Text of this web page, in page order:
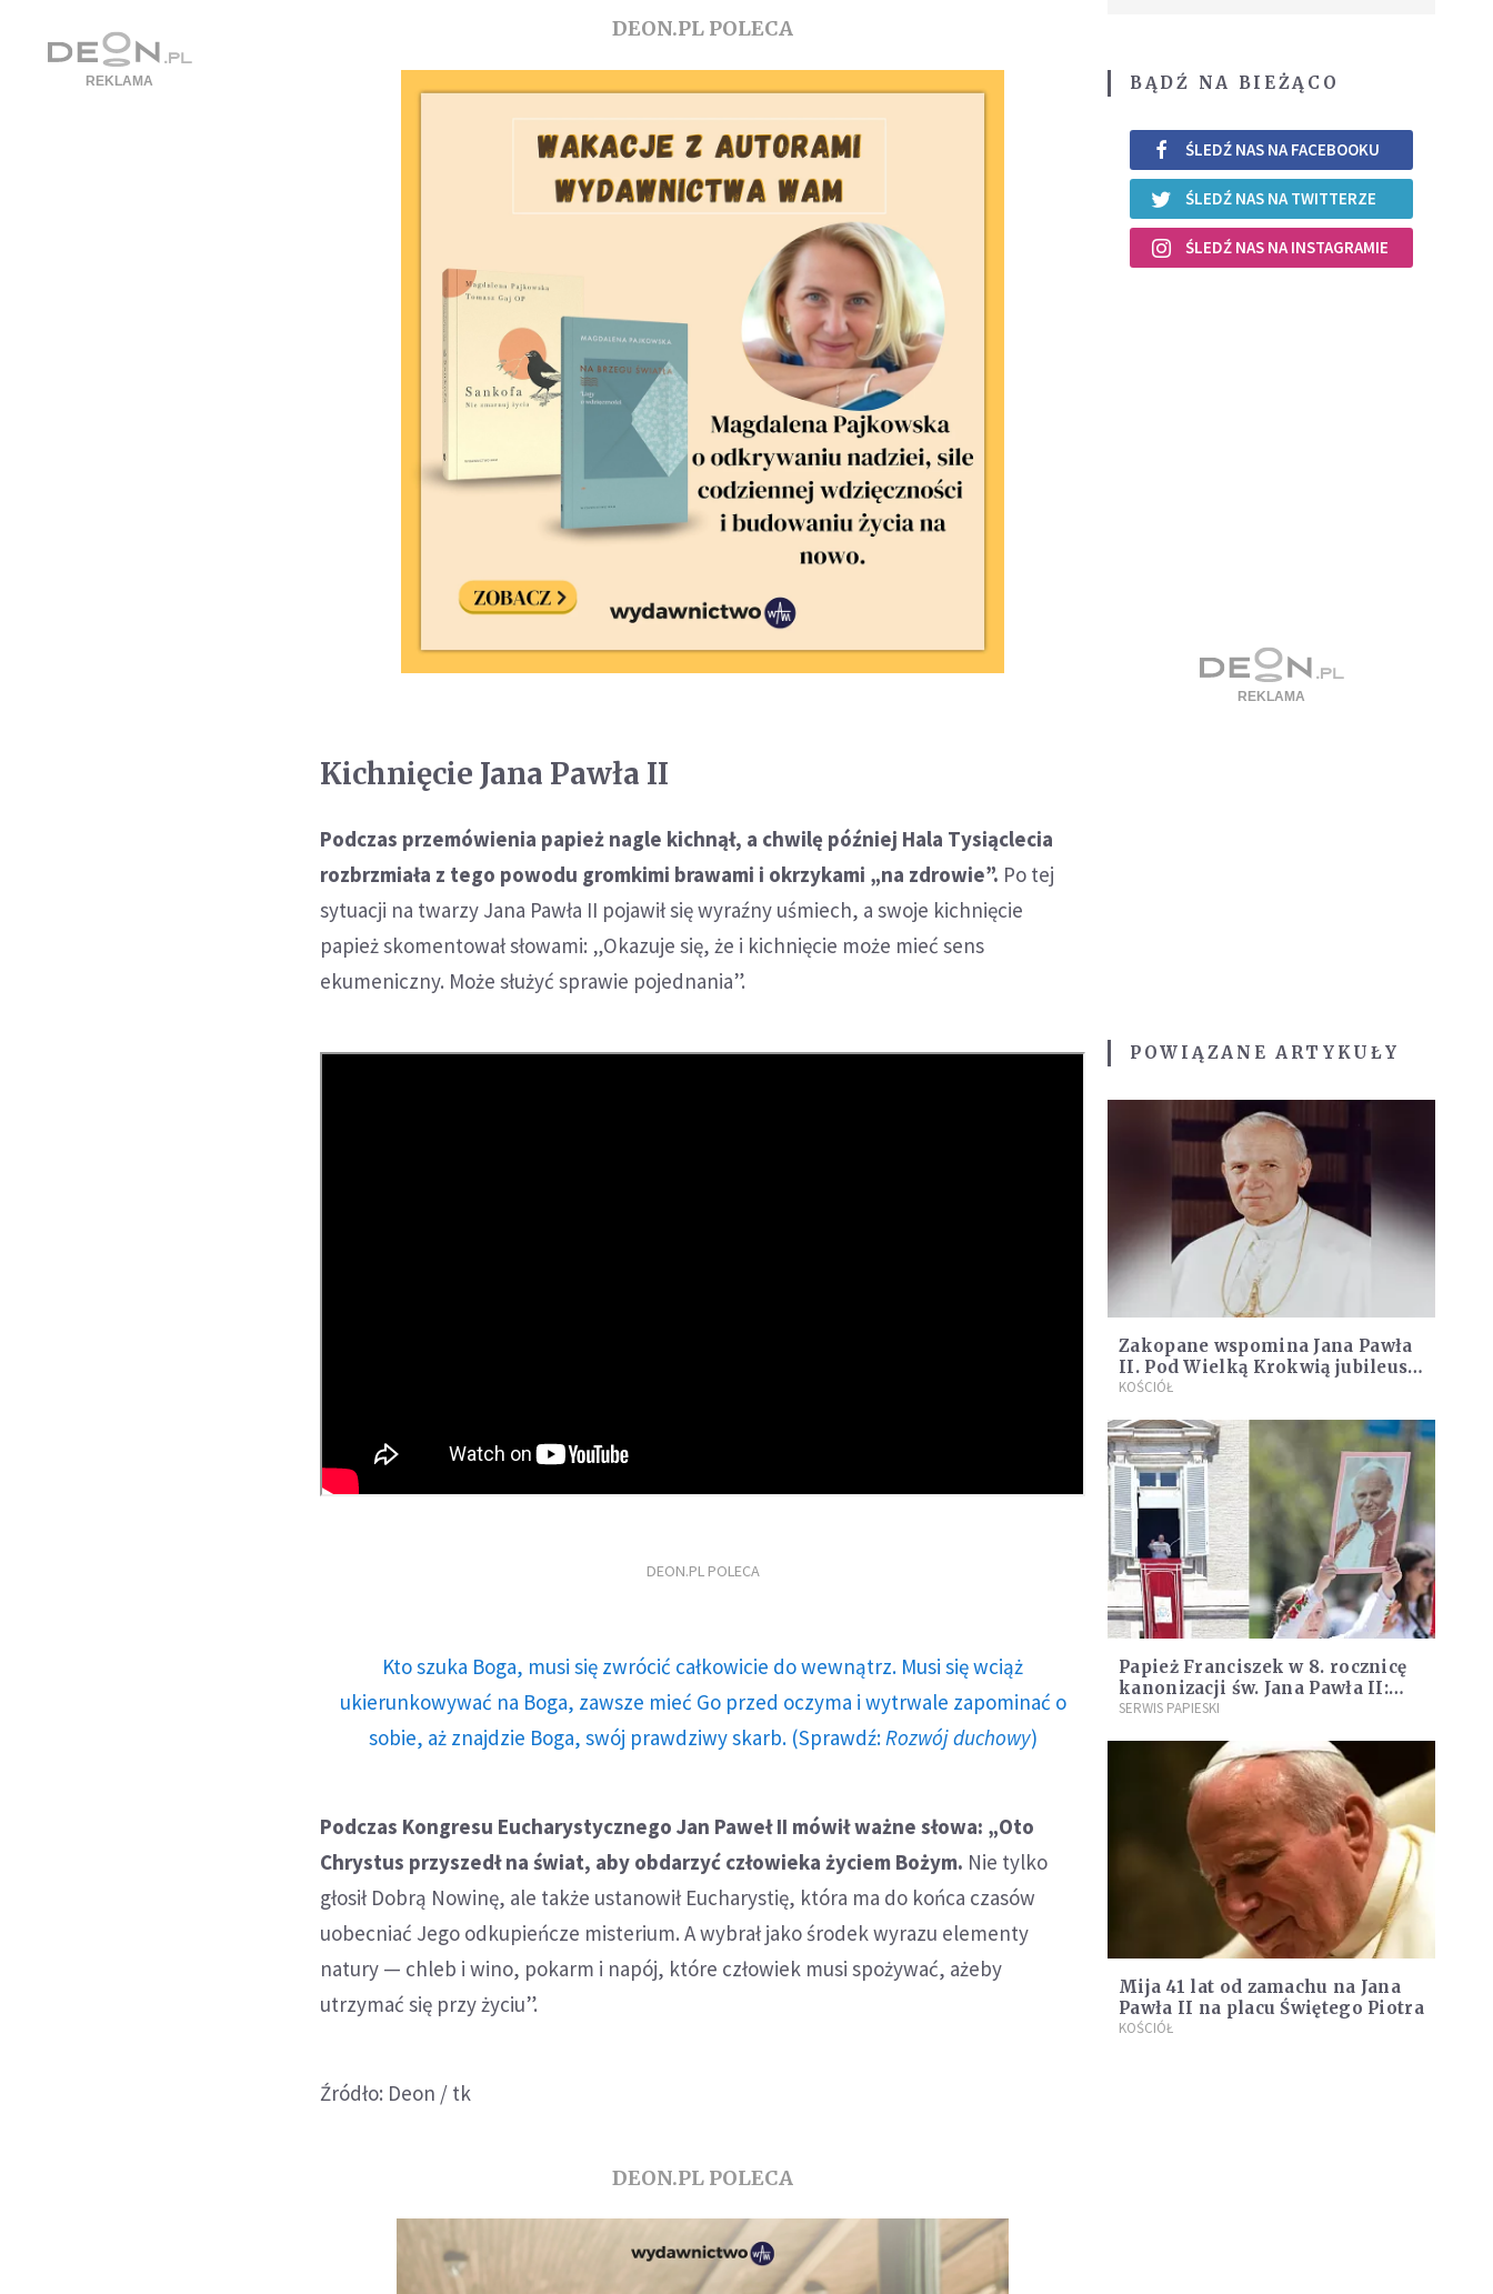
DEON.PL POLECA
Kichnięcie Jana Pawła II
Podczas przemówienia papież nagle kichnął, a chwilę później Hala Tysiąclecia
rozbrzmiała z tego powodu gromkimi brawami i okrzykami „na zdrowie”. Po tej
sytuacji na twarzy Jana Pawła II pojawił się wyraźny uśmiech, a swoje kichnięcie
papież skomentował słowami: „Okazuje się, że i kichnięcie może mieć sens
ekumeniczny. Może służyć sprawie pojednania”.
DEON.PL POLECA
Kto szuka Boga, musi się zwrócić całkowicie do wewnątrz. Musi się wciąż
ukierunkowywać na Boga, zawsze mieć Go przed oczyma i wytrwale zapominać o
sobie, aż znajdzie Boga, swój prawdziwy skarb. (Sprawdź: Rozwój duchowy)
Podczas Kongresu Eucharystycznego Jan Paweł II mówił ważne słowa: „Oto
Chrystus przyszedł na świat, aby obdarzyć człowieka życiem Bożym. Nie tylko
głosił Dobrą Nowinę, ale także ustanowił Eucharystię, która ma do końca czasów
uobecniać Jego odkupieńcze misterium. A wybrał jako środek wyrazu elementy
natury — chleb i wino, pokarm i napój, które człowiek musi spożywać, ażeby
utrzymać się przy życiu”.
Źródło: Deon / tk
DEON.PL POLECA
BĄDŹ NA BIEŻĄCO
ŚLEDŹ NAS NA FACEBOOKU
ŚLEDŹ NAS NA TWITTERZE
ŚLEDŹ NAS NA INSTAGRAMIE
POWIĄZANE ARTYKUŁY
Zakopane wspomina Jana Pawła
II. Pod Wielką Krokwią jubileusz
25-lecia wizyty
KOŚCIÓŁ
Papież Franciszek w 8. rocznicę
kanonizacji św. Jana Pawła II:
prośmy przez jego
SERWIS PAPIESKI
Mija 41 lat od zamachu na Jana
Pawła II na placu Świętego Piotra
KOŚCIÓŁ